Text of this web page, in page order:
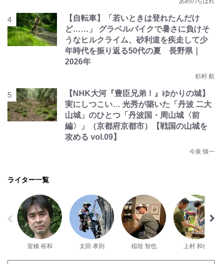
【自転車】「若いときは登れたんだけ
ど……」 グラベルバイクで暑さに負けそ
うなヒルクライム、砂利道を疾走して少
年時代を振り返る50代の夏 長野県｜
2026年
杉村 航
【NHK大河『豊臣兄弟！』ゆかりの城】
実にしつこい… 光秀が築いた「丹波 二大
山城」のひとつ「丹波国・周山城〈前
編〉」（京都府京都市）【戦国の山城を
攻める vol.09】
今泉 慎一
ライター一覧
室橋 裕和 太田 孝則 稲垣 智也 上村 和也